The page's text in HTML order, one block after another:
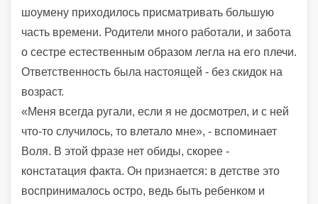
шоумену приходилось присматривать большую
часть времени. Родители много работали, и забота
о сестре естественным образом легла на его плечи.
Ответственность была настоящей - без скидок на
возраст.
«Меня всегда ругали, если я не досмотрел, и с ней
что-то случилось, то влетало мне», - вспоминает
Воля. В этой фразе нет обиды, скорее -
констатация факта. Он признается: в детстве это
воспринималось остро, ведь быть ребенком и